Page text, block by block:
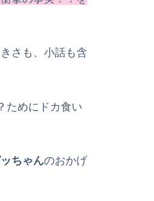
さも、小話も含
ためにドカ食い
ちゃんのおかげ